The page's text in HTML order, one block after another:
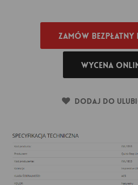
Zamów
Wycena
Dodaj do